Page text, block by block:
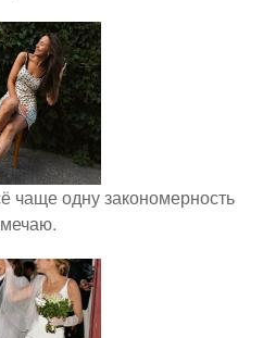
чаще одну закономерность